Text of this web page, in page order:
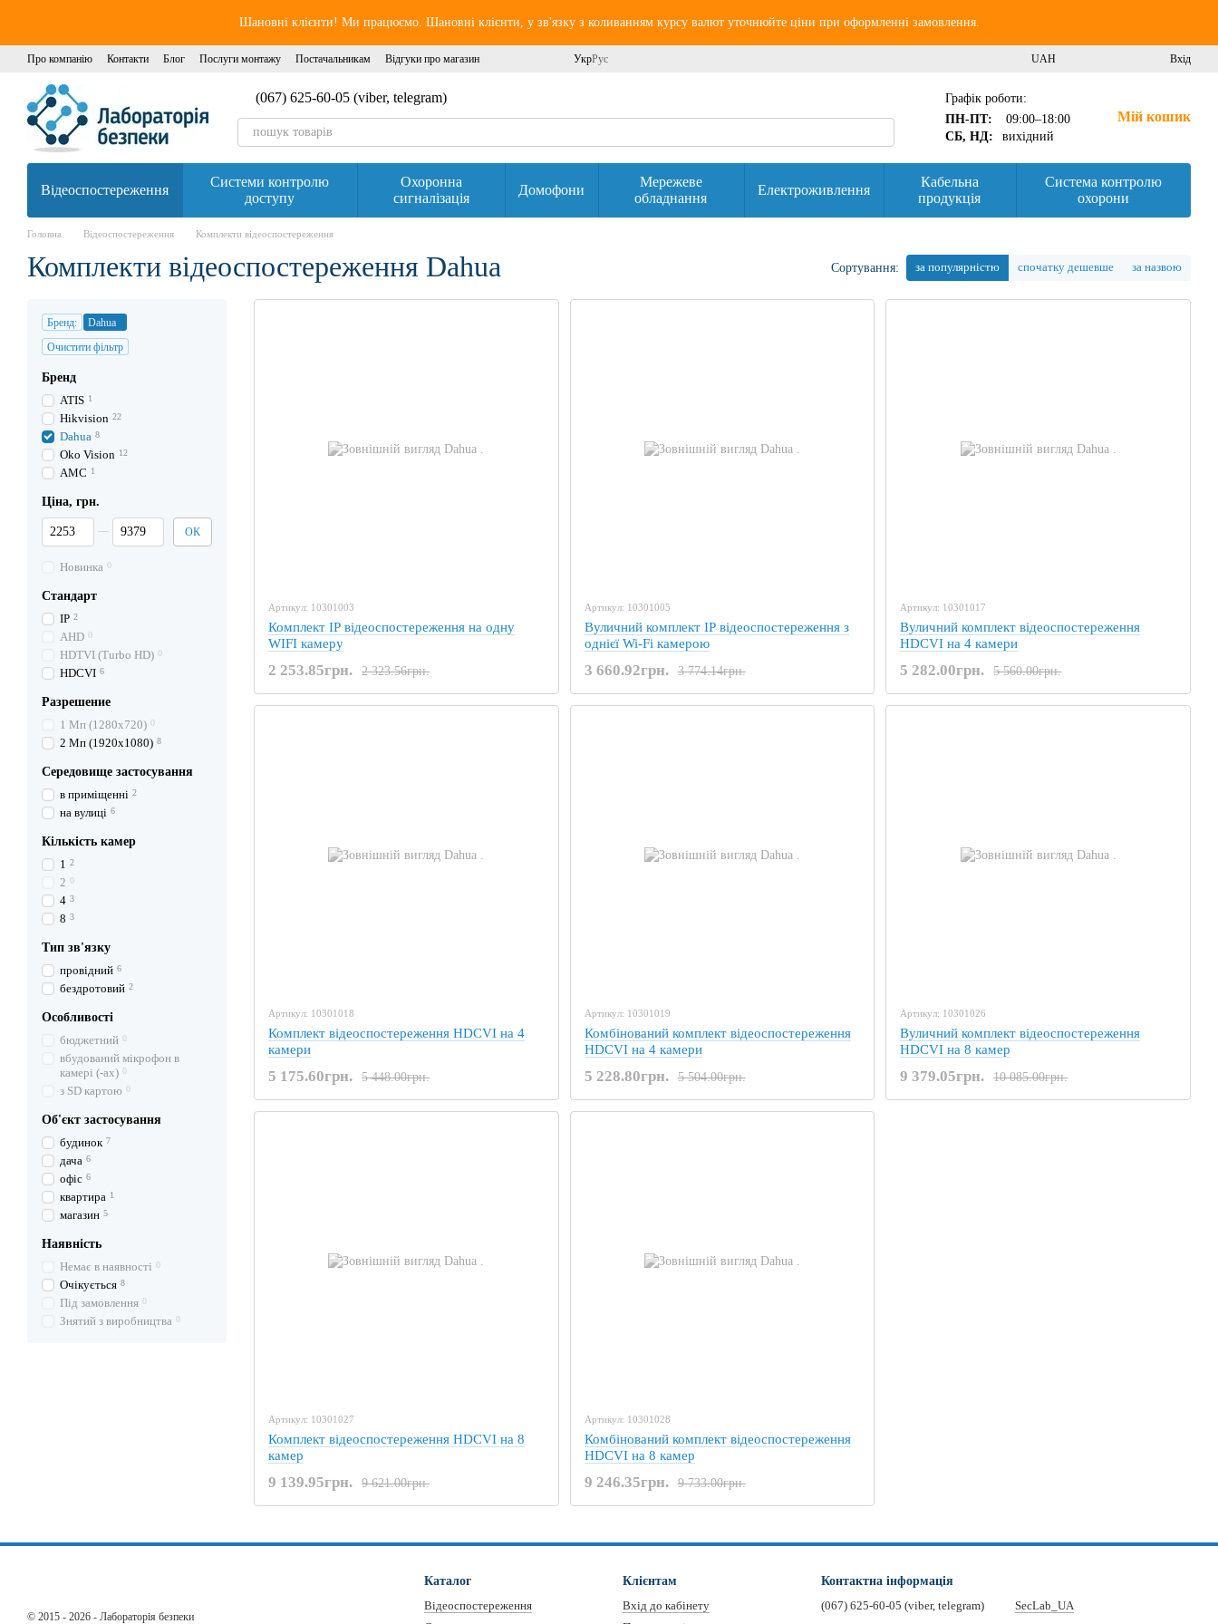
Шановні клієнти! Ми працюємо. Шановні клієнти, у зв'язку з коливанням курсу валют уточнюйте ціни при оформленні замовлення.
Про компанію Контакти Блог Послуги монтажу Постачальникам Відгуки про магазин УкрРус UAH Вхід
(067) 625-60-05 (viber, telegram)
Графік роботи:
ПН-ПТ:
09:00–18:00
СБ, НД:
вихідний
Мій кошик
Відеоспостереження
Системи контролю
доступу
Охоронна
сигналізація
Домофони
Мережеве
обладнання
Електроживлення
Кабельна
продукція
Система контролю
охорони
Головна Відеоспостереження Комплекти відеоспостереження
Комплекти відеоспостереження Dahua Сортування: за популярністю спочатку дешевше за назвою
Артикул: 10301003
Комплект IP відеоспостереження на одну
WIFI камеру
2 323.56грн.
2 253.85грн.
Артикул: 10301005
Вуличний комплект IP відеоспостереження з
однієї Wi-Fi камерою
3 774.14грн.
3 660.92грн.
Артикул: 10301017
Вуличний комплект відеоспостереження
HDCVI на 4 камери
5 560.00грн.
5 282.00грн.
Артикул: 10301018
Комплект відеоспостереження HDCVI на 4
камери
5 448.00грн.
5 175.60грн.
Артикул: 10301019
Комбінований комплект відеоспостереження
HDCVI на 4 камери
5 504.00грн.
5 228.80грн.
Артикул: 10301026
Вуличний комплект відеоспостереження
HDCVI на 8 камер
10 085.00грн.
9 379.05грн.
Артикул: 10301027
Комплект відеоспостереження HDCVI на 8
камер
9 621.00грн.
9 139.95грн.
Артикул: 10301028
Комбінований комплект відеоспостереження
HDCVI на 8 камер
9 733.00грн.
9 246.35грн.
Бренд:
Dahua
Очистити фільтр
Бренд
ATIS 1
Hikvision 22
Dahua 8
Oko Vision 12
AMC 1
Ціна, грн.
Від Ціна, грн.
До Ціна, грн.
ОК
Новинка 0
Стандарт
IP 2
AHD 0
HDTVI (Turbo HD) 0
HDCVI 6
Разрешение
1 Mп (1280х720) 0
2 Mп (1920х1080) 8
Середовище застосування
в приміщенні 2
на вулиці 6
Кількість камер
1 2
2 0
4 3
8 3
Тип зв'язку
провідний 6
бездротовий 2
Особливості
бюджетний 0
вбудований мікрофон в
камері (-ах) 0
з SD картою 0
Об'єкт застосування
будинок 7
дача 6
офіс 6
квартира 1
магазин 5
Наявність
Немає в наявності 0
Очікується 8
Під замовлення 0
Знятий з виробництва 0
© 2015 - 2026 - Лабораторія безпеки
Каталог
Відеоспостереження
Клієнтам
Вхід до кабінету
Контактна інформація
(067) 625-60-05 (viber, telegram)
SecLab_UA